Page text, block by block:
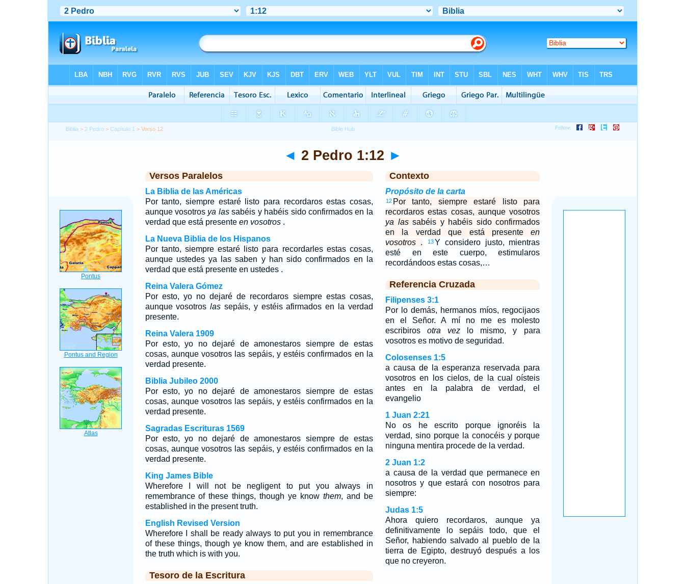
Biblia > 2 Pedro >Capítulo 1 > Verso 12
◄ 2 Pedro 1:12 ►
Versos Paralelos
La Biblia de las Américas
Por tanto, siempre estaré listo para recordaros estas cosas,
aunque vosotros ya lassabéis y habéis sido confirmados en la
verdad que está presente en vosotros.
La Nueva Biblia de los Hispanos
Por tanto, siempre estaré listo para recordarles estas cosas,
aunque ustedes ya las saben y han sido confirmados en la
verdad que está presente en ustedes .
Reina Valera Gómez
Por esto, yo no dejaré de recordaros siempre estas cosas,
aunque vosotroslas sepáis, y estéis afirmados en la verdad
presente.
Reina Valera 1909
Por esto, yo no dejaré de amonestaros siempre de estas
cosas, aunque vosotros las sepáis, y estéis confirmados en la
verdad presente.
Biblia Jubileo 2000
Por esto, yo no dejaré de amonestaros siempre de estas
cosas, aunque vosotros las sepáis, y estéis confirmados en la
verdad presente.
Sagradas Escrituras 1569
Por esto, yo no dejaré de amonestaros siempre de estas
cosas, aunque vosotros las sepáis, y estéis confirmados en la
verdad presente.
King James Bible
Wherefore I will not be negligent to put you always in
remembrance of these things, though ye knowthem, and be
established in the present truth.
English Revised Version
Wherefore I shall be ready always to put you in remembrance
of these things, though ye know them, and are established in
the truth which is with you.
Tesoro de la Escritura
Contexto
Propósito de la carta
12 Por tanto, siempre estaré listo para
recordaros estas cosas, aunque vosotros
ya lassabéis y habéis sido confirmados
en la verdad que está presenteen
vosotros. 13Y considero justo, mientras
esté en este cuerpo, estimularos
recordándoos estas cosas,…
Referencia Cruzada
Filipenses 3:1
Por lo demás, hermanos míos, regocijaos
en el Señor. A mí no me es molesto
escribirosotra vez lo mismo, y para
vosotros es motivo de seguridad.
Colosenses 1:5
a causa de la esperanza reservada para
vosotros en los cielos, de la cual oísteis
antes en la palabra de verdad, el
evangelio
1 Juan 2:21
No os he escrito porque ignoréis la
verdad, sino porque la conocéis y porque
ninguna mentira procede de la verdad.
2 Juan 1:2
a causa de la verdad que permanece en
nosotros y que estará con nosotros para
siempre:
Judas 1:5
Ahora quiero recordaros, aunque ya
definitivamente lo sepáis todo, que el
Señor, habiendo salvado al pueblo de la
tierra de Egipto, destruyó después a los
que no creyeron.